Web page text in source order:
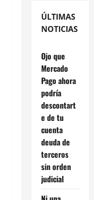
ÚLTIMAS
NOTICIAS
Ojo que
Mercado
Pago ahora
podría
descontart
e de tu
cuenta
deuda de
terceros
sin orden
judicial